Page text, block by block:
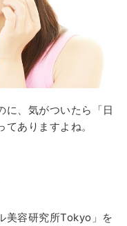
に、気がついたら「日
ありますよね。
美容研究所Tokyo」を